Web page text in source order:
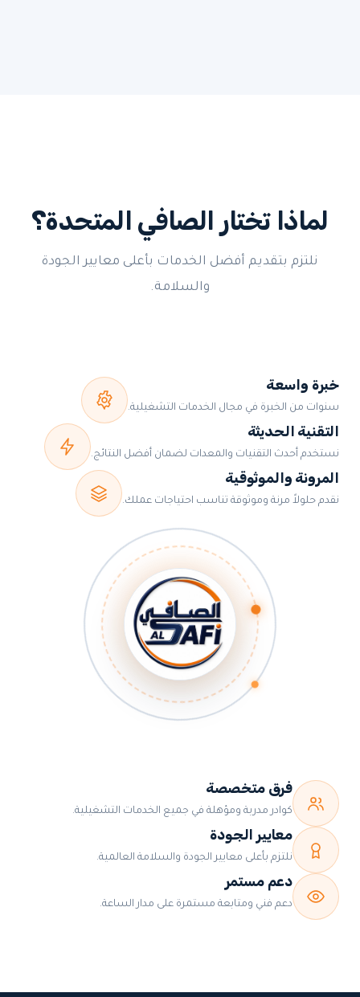
لماذا تختار الصافي المتحدة؟
نلتزم بتقديم أفضل الخدمات بأعلى معايير الجودة
والسلامة.
خبرة واسعة
سنوات من الخبرة في مجال الخدمات التشغيلية.
التقنية الحديثة
نستخدم أحدث التقنيات والمعدات لضمان أفضل النتائج.
المرونة والموثوقية
نقدم حلولاً مرنة وموثوقة تناسب احتياجات عملك.
فرق متخصصة
كوادر مدربة ومؤهلة في جميع الخدمات التشغيلية.
معايير الجودة
نلتزم بأعلى معايير الجودة والسلامة العالمية.
دعم مستمر
دعم فني ومتابعة مستمرة على مدار الساعة.